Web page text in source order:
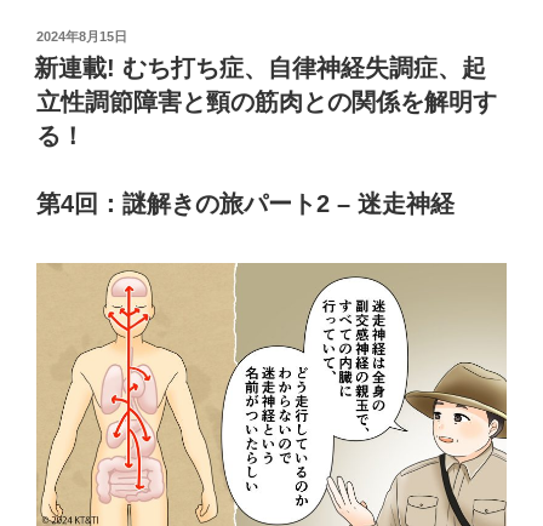
投
稿
日:
2024年8月15日
新連載! むち打ち症、自律神経失調症、起
立性調節障害と頸の筋肉との関係を解明す
る！
第4回：謎解きの旅パート2 – 迷走神経